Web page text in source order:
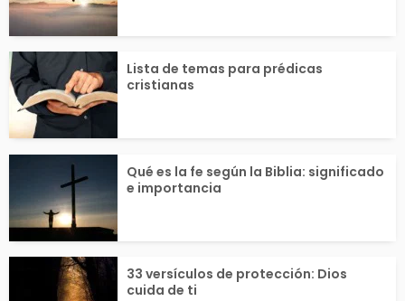
Lista de temas para prédicas
cristianas
Qué es la fe según la Biblia: significado
e importancia
33 versículos de protección: Dios
cuida de ti